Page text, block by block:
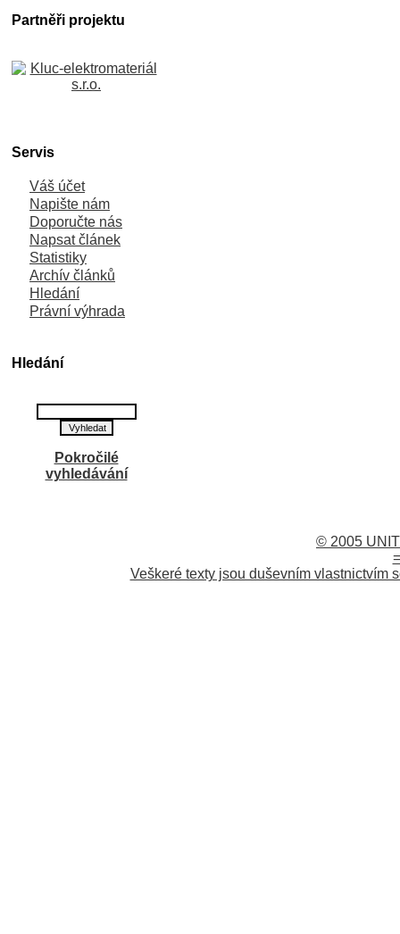
Partněři projektu
Servis
Váš účet
Napište nám
Doporučte nás
Napsat článek
Statistiky
Archív článků
Hledání
Právní výhrada
Hledání
Pokročilé
vyhledávání
© 2005
Veškeré texty jsou duševním vlastnictvím